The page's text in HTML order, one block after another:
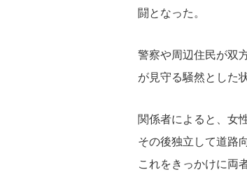
闘となった。
警察や周辺住民が双
が見守る騒然とした
関係者によると、女
その後独立して道路
これをきっかけに両